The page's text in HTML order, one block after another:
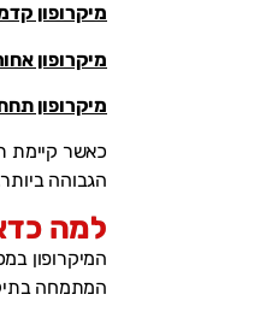
מיקרופון
מיקרופון
מיקרופון
כאשר קיימת
הגבוהה
למה
המיקרופון
המתמחה